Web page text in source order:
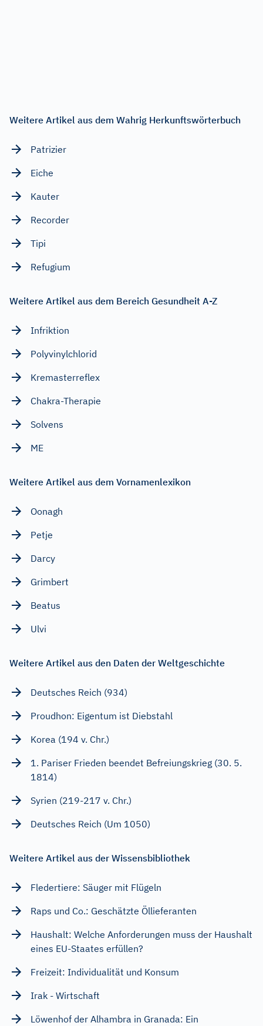
Weitere Artikel aus dem Wahrig Herkunftswörterbuch
Patrizier
Eiche
Kauter
Recorder
Tipi
Refugium
Weitere Artikel aus dem Bereich Gesundheit A-Z
Infriktion
Polyvinylchlorid
Kremasterreflex
Chakra-Therapie
Solvens
ME
Weitere Artikel aus dem Vornamenlexikon
Oonagh
Petje
Darcy
Grimbert
Beatus
Ulvi
Weitere Artikel aus den Daten der Weltgeschichte
Deutsches Reich (934)
Proudhon: Eigentum ist Diebstahl
Korea (194 v. Chr.)
1. Pariser Frieden beendet Befreiungskrieg (30. 5.
1814)
Syrien (219-217 v. Chr.)
Deutsches Reich (Um 1050)
Weitere Artikel aus der Wissensbibliothek
Fledertiere: Säuger mit Flügeln
Raps und Co.: Geschätzte Öllieferanten
Haushalt: Welche Anforderungen muss der Haushalt
eines EU-Staates erfüllen?
Freizeit: Individualität und Konsum
Irak - Wirtschaft
Löwenhof der Alhambra in Granada: Ein